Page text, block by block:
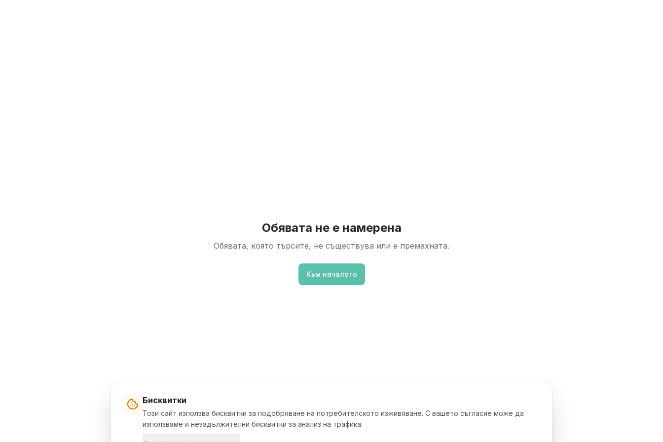
Обявата не е намерена
Обявата, която търсите, не съществува или е премахната.
Към началото
Бисквитки
Този сайт използва бисквитки за подобряване на потребителското изживяване. С вашето съгласие може да
използваме и незадължителни бисквитки за анализ на трафика.